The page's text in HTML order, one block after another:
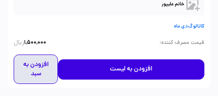
خانم علیپور
کاتالوگ دی ماه
قیمت مصرف کننده:
1,500,000ریال
افزودن به لیست
افزودن به
سبد